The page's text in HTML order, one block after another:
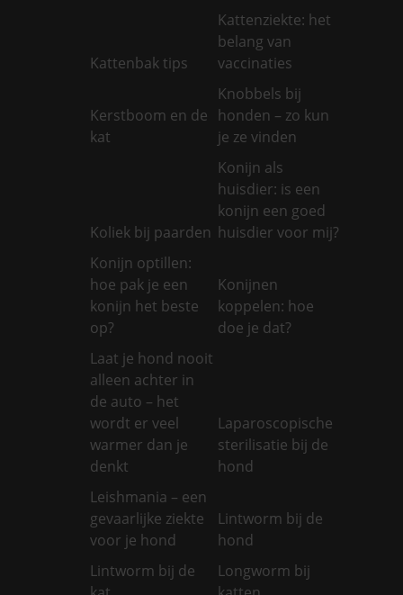
Kattenbak tips
Kattenziekte: het
belang van
vaccinaties
Kerstboom en de
kat
Knobbels bij
honden – zo kun
je ze vinden
Koliek bij paarden
Konijn als
huisdier: is een
konijn een goed
huisdier voor mij?
Konijn optillen:
hoe pak je een
konijn het beste
op?
Konijnen
koppelen: hoe
doe je dat?
Laat je hond nooit
alleen achter in
de auto – het
wordt er veel
warmer dan je
denkt
Laparoscopische
sterilisatie bij de
hond
Leishmania – een
gevaarlijke ziekte
voor je hond
Lintworm bij de
hond
Lintworm bij de
Longworm bij